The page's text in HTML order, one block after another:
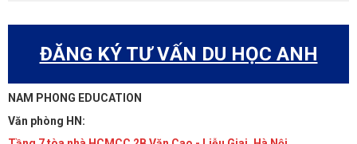
ĐĂNG KÝ TƯ VẤN DU HỌC ANH
NAM PHONG EDUCATION
Văn phòng HN: